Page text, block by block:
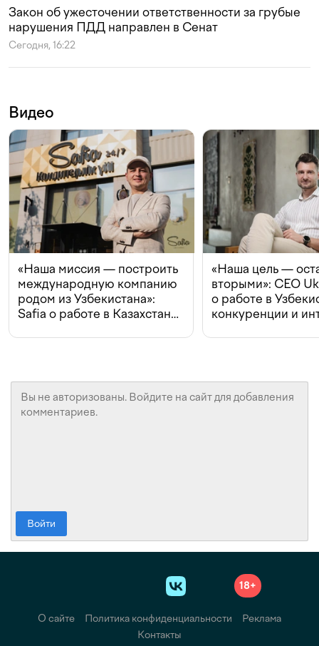
Закон об ужесточении ответственности за грубые
нарушения ПДД направлен в Сенат
Сегодня, 16:22
Видео
«Наша миссия — построить
международную компанию
родом из Узбекистана»:
Safia о работе в Казахстане,
«Наша цель —
вторыми»: CEO
о работе в
конкуренции и
Войти
18+
О сайте Политика конфиденциальности
Реклама
Контакты